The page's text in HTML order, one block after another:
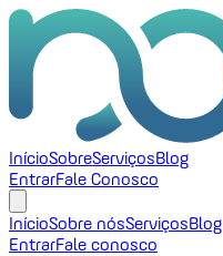
InícioSobreServiçosBlog
EntrarFale Conosco
InícioSobre nósServiçosBlog
EntrarFale conosco